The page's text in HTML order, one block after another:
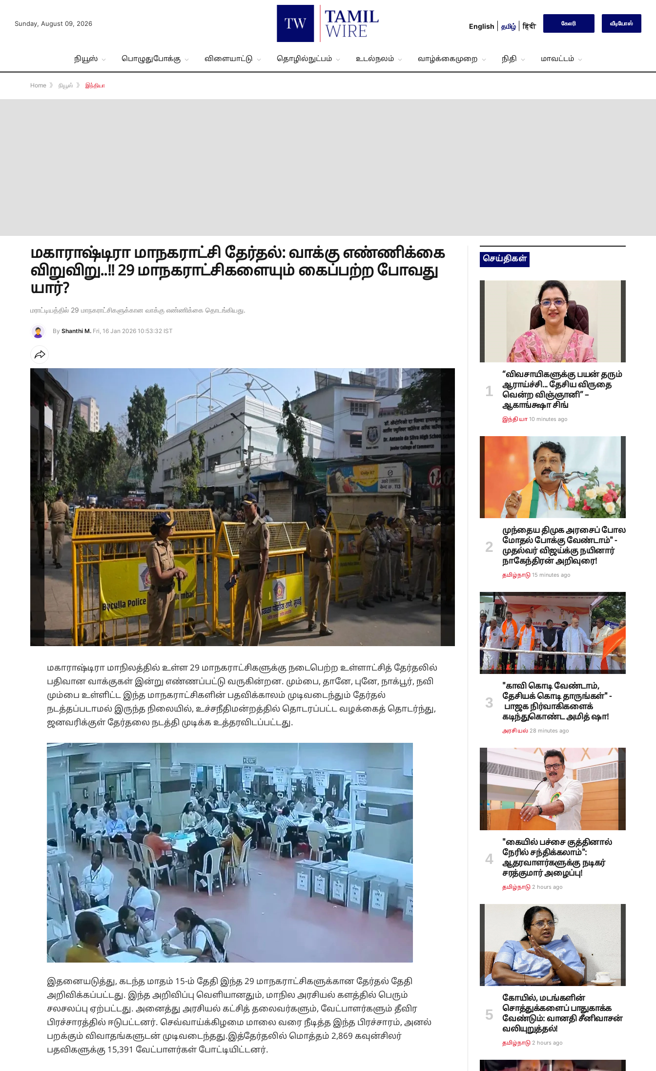
Sunday, August 09, 2026 English தமிழ் हिंदी கேலரி வீடியோஸ்
நியூஸ் பொழுதுபோக்கு விளையாட்டு தொழில்நுட்பம் உடல்நலம் வாழ்க்கைமுறை நிதி மாவட்டம்
Home 》 நியூஸ் 》 இந்தியா
மகாராஷ்டிரா மாநகராட்சி தேர்தல்: வாக்கு எண்ணிக்கை
விறுவிறு..!! 29 மாநகராட்சிகளையும் கைப்பற்ற போவது
யார்?
மராட்டியத்தில் 29 மாநகராட்சிகளுக்கான வாக்கு எண்ணிக்கை தொடங்கியது.
By Shanthi M. Fri, 16 Jan 2026 10:53:32 IST
மகாராஷ்டிரா மாநிலத்தில் உள்ள 29 மாநகராட்சிகளுக்கு நடைபெற்ற உள்ளாட்சித் தேர்தலில்
பதிவான வாக்குகள் இன்று எண்ணப்பட்டு வருகின்றன. மும்பை, தானே, புனே, நாக்பூர், நவி
மும்பை உள்ளிட்ட இந்த மாநகராட்சிகளின் பதவிக்காலம் முடிவடைந்தும் தேர்தல்
நடத்தப்படாமல் இருந்த நிலையில், உச்சநீதிமன்றத்தில் தொடரப்பட்ட வழக்கைத் தொடர்ந்து,
ஜனவரிக்குள் தேர்தலை நடத்தி முடிக்க உத்தரவிடப்பட்டது.
இதனையடுத்து, கடந்த மாதம் 15-ம் தேதி இந்த 29 மாநகராட்சிகளுக்கான தேர்தல் தேதி
அறிவிக்கப்பட்டது. இந்த அறிவிப்பு வெளியானதும், மாநில அரசியல் களத்தில் பெரும்
சலசலப்பு ஏற்பட்டது. அனைத்து அரசியல் கட்சித் தலைவர்களும், வேட்பாளர்களும் தீவிர
பிரச்சாரத்தில் ஈடுபட்டனர். செவ்வாய்க்கிழமை மாலை வரை நீடித்த இந்த பிரச்சாரம், அனல்
பறக்கும் விவாதங்களுடன் முடிவடைந்தது.இத்தேர்தலில் மொத்தம் 2,869 கவுன்சிலர்
பதவிகளுக்கு 15,391 வேட்பாளர்கள் போட்டியிட்டனர்.
செய்திகள்
“விவசாயிகளுக்கு பயன் தரும்
ஆராய்ச்சி... தேசிய விருதை
வென்ற விஞ்ஞானி” –
ஆகாங்க்ஷா சிங்
இந்தியா 10 minutes ago
முந்தைய திமுக அரசைப் போல
மோதல் போக்கு வேண்டாம்" -
முதல்வர் விஜய்க்கு நயினார்
நாகேந்திரன் அறிவுரை!
தமிழ்நாடு 15 minutes ago
"காவி கொடி வேண்டாம்,
தேசியக் கொடி தாருங்கள்" -
பாஜக நிர்வாகிகளைக்
கடிந்துகொண்ட அமித் ஷா!
அரசியல் 28 minutes ago
"கையில் பச்சை குத்தினால்
நேரில் சந்திக்கலாம்":
ஆதரவாளர்களுக்கு நடிகர்
சரத்குமார் அழைப்பு!
தமிழ்நாடு 2 hours ago
கோயில், மடங்களின்
சொத்துக்களைப் பாதுகாக்க
வேண்டும்: வானதி சீனிவாசன்
வலியுறுத்தல்!
தமிழ்நாடு 2 hours ago